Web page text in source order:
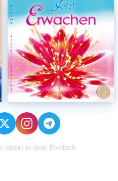
direkt in dein Postfach